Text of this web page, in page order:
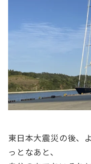
東日本大震災の後、
っとなあと、